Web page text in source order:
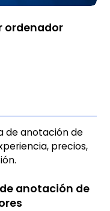
ordenador
anotación de